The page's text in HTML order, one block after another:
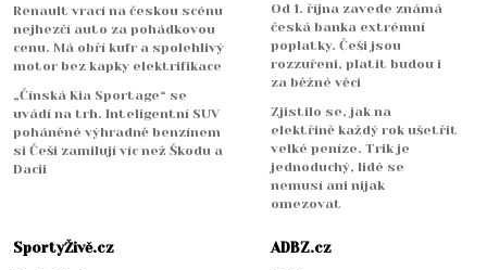
Renault vrací na českou scénu
nejhezčí auto za pohádkovou
cenu. Má obří kufr a spolehlivý
motor bez kapky elektrifikace
„Čínská Kia Sportage“ se
uvádí na trh. Inteligentní SUV
poháněné výhradně benzínem
si Češi zamilují víc než Škodu a
Dacii
Od 1. října zavede známá
česká banka extrémní
poplatky. Češi jsou
rozzuřeni, platit budou i
za běžné věci
Zjistilo se, jak na
elektřině každý rok ušetřit
velké peníze. Trik je
jednoduchý, lidé se
nemusí ani nijak
omezovat
SportyŽivě.cz
ADBZ.cz